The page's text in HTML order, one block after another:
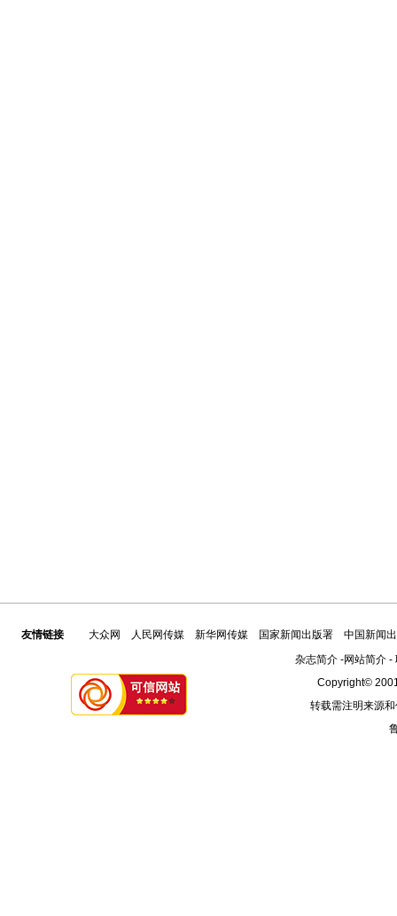
友情链接 大众网 人民网传媒 新华网传媒 国家新闻出版署
中国新闻
杂志简介-网站简介-
Copyright©
转载需注明来源